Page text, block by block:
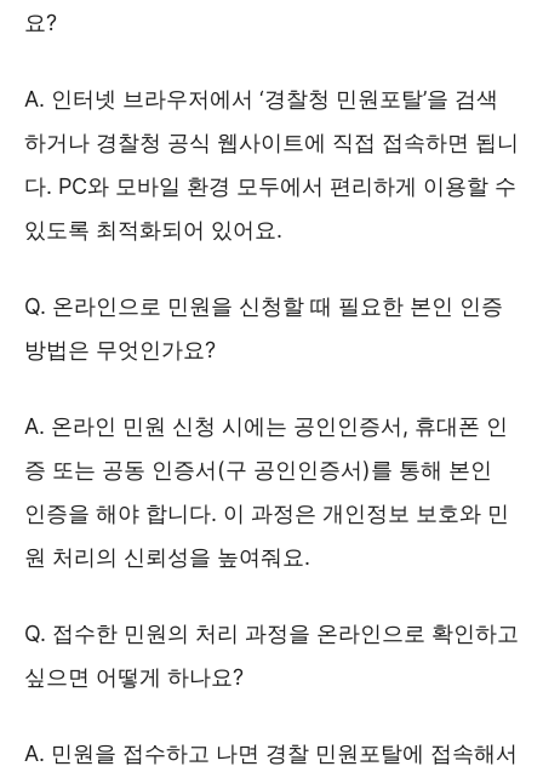
요?
A. 인터넷 브라우저에서 ‘경찰청 민원포탈’을 검색
하거나 경찰청 공식 웹사이트에 직접 접속하면 됩니
다. PC와 모바일 환경 모두에서 편리하게 이용할 수
있도록 최적화되어 있어요.
Q. 온라인으로 민원을 신청할 때 필요한 본인 인증
방법은 무엇인가요?
A. 온라인 민원 신청 시에는 공인인증서, 휴대폰 인
증 또는 공동 인증서(구 공인인증서)를 통해 본인
인증을 해야 합니다. 이 과정은 개인정보 보호와 민
원 처리의 신뢰성을 높여줘요.
Q. 접수한 민원의 처리 과정을 온라인으로 확인하고
싶으면 어떻게 하나요?
A. 민원을 접수하고 나면 경찰 민원포탈에 접속해서